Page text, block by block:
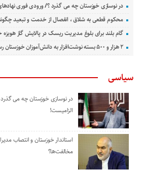
در نوسازی خوزستان چه می گذرد ؟/ ورودی فوری
محکوم قطعی به شلاق ، انفصال از خدمت و تبعید چگونه
گام بلند برای بلوغ مدیریت ریسک در پالایش گاز
۲ هزار و ۵۰۰ بسته نوشت‌افزار به دانش‌آموزان خوزستان رسید
سیاسی
در نوسازی خوزستان چه می گذرد
الزامیست!
استاندار خوزستان و انتصاب
مخالفت‌ها؟